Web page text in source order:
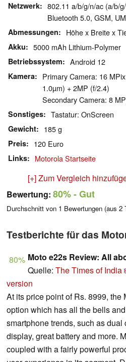
Netzwerk
802.11 a/b/g/n/ac (a/b/
Bluetooth 5.0, GSM,
Abmessungen Höhe x Breite x
Akku 5000 mAh Lithium-Polymer
Betriebssystem Android 12
Kamera
Primary Camera: 16
1.0µm) + 2MP (f/2.4)
Secondary Camera: 8
Sonstiges Tastatur: OnScreen
Gewicht 185 g
Preis 120 Euro
Links Motorola Startseite
[+] Zum Vergleich
Bewertung: 80%- Gut
Durchschnitt von 1 Bewertungen (aus 2
Testberichte für das
80% Moto e22s Review: All
Quelle: The Times of India
version
At its price point of Rs. 8999, the
option which has all the bells
smartphone trends, such as
display, great battery and more.
coupled with a fairly powerful